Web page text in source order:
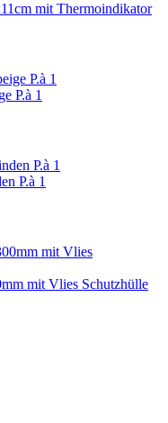
mit Thermoindikator
P.à 1
P.à 1
mit Vlies Schutzhülle